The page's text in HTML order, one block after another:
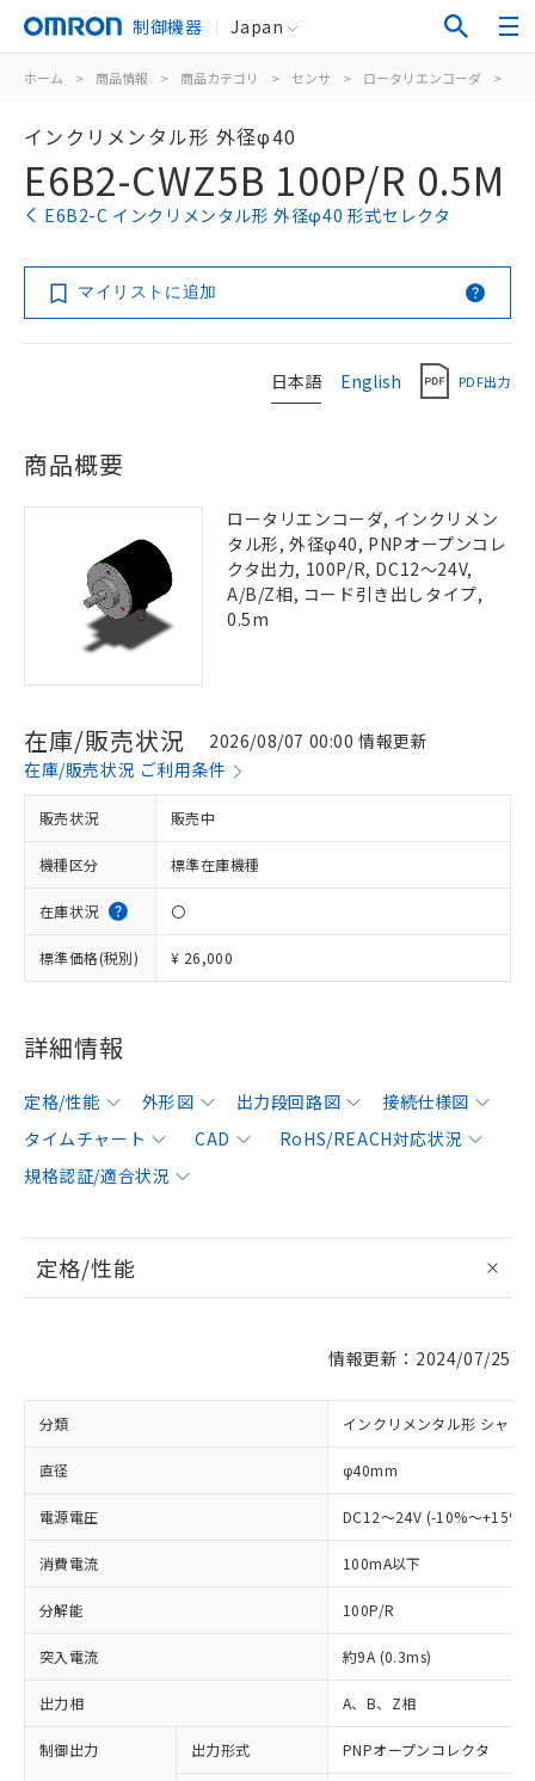
制御機器 Japan
ホーム > 商品情報 > 商品カテゴリ > センサ > ロータリエンコーダ >
インクリメンタル形 外径φ40
E6B2-CWZ5B 100P/R 0.5M
E6B2-C インクリメンタル形 外径φ40 形式セレクタ
マイリストに追加
日本語 English PDF出力
商品概要
ロータリエンコーダ, インクリメン
タル形, 外径φ40, PNPオープンコレ
クタ出力, 100P/R, DC12～24V,
A/B/Z相, コード引き出しタイプ,
0.5m
在庫/販売状況
2026/08/07 00:00 情報更新
在庫/販売状況 ご利用条件
販売状況 販売中
機種区分 標準在庫機種
在庫状況 〇
標準価格(税別) ¥ 26,000
詳細情報
定格/性能 外形図 出力段回路図
接続仕様図
タイムチャート
CAD
RoHS/REACH対応状況
規格認証/適合状況
定格/性能
情報更新：2024/07/25
分類 インクリメンタル形 シャフ
直径 φ40mm
電源電圧 DC12～24V (-10%～
消費電流 100mA以下
分解能 100P/R
突入電流 約9A (0.3ms)
出力相 A、B、Z相
制御出力 出力形式 PNPオープンコレクタ